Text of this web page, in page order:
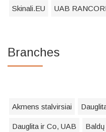
Skinali.EU UAB
Branches
Akmens stalvirsiai
Dauglita ir Co, UAB